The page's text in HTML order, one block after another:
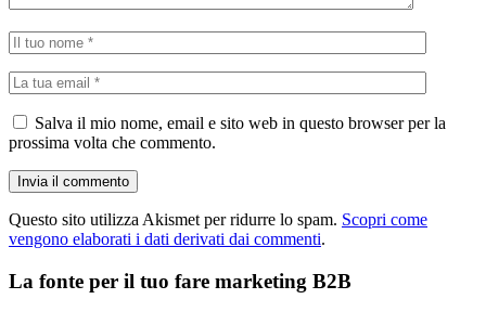
Salva il mio nome, email e sito web in questo browser per la
prossima volta che commento.
Questo sito utilizza Akismet per ridurre lo spam. Scopri come
vengono elaborati i dati derivati dai commenti.
La fonte per il tuo fare marketing B2B